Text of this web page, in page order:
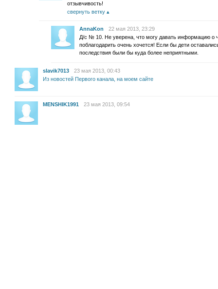
отзывчивость!
свернуть ветку
AnnaKon
22 мая 2013, 23:29
Д/с № 10. Не уверена, что могу давать информацию о
поблагодарить очень хочется! Если бы дети
последствия были бы куда более неприятными.
slavik7013
23 мая 2013, 00:43
Из новостей Первого канала, на моем сайте
MENSHIK1991 23 мая 2013, 09:54